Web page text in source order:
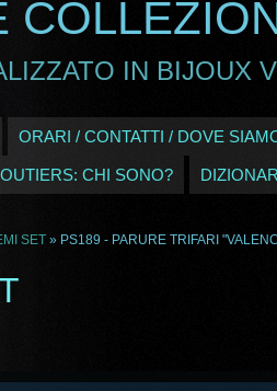
IN BIJOUX
ORARI / CONTATTI / DOVE
CHI SONO?
SET » PS189 - PARURE TRIFARI